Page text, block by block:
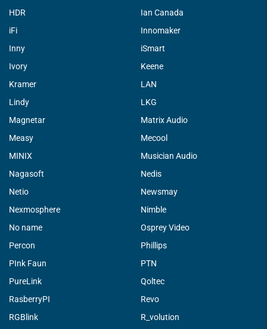
HDR
Ian Canada
iFi
Innomaker
Inny
iSmart
Ivory
Keene
Kramer
LAN
Lindy
LKG
Magnetar
Matrix Audio
Measy
Mecool
MINIX
Musician Audio
Nagasoft
Nedis
Netio
Newsmay
Nexmosphere
Nimble
No name
Osprey Video
Percon
Phillips
PInk Faun
PTN
PureLink
Qoltec
RasberryPI
Revo
RGBlink
R_volution